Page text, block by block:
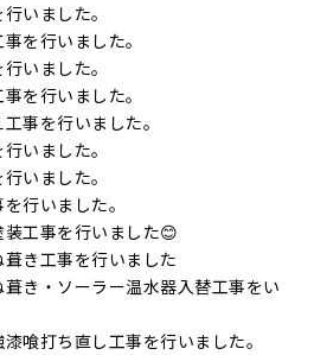
いました。
を行いました。
いました。
を行いました。
事を行いました。
いました。
いました。
行いました。
工事を行いました😊
き工事を行いました
き・ソーラー温水器入替工事をい
喰打ち直し工事を行いました。